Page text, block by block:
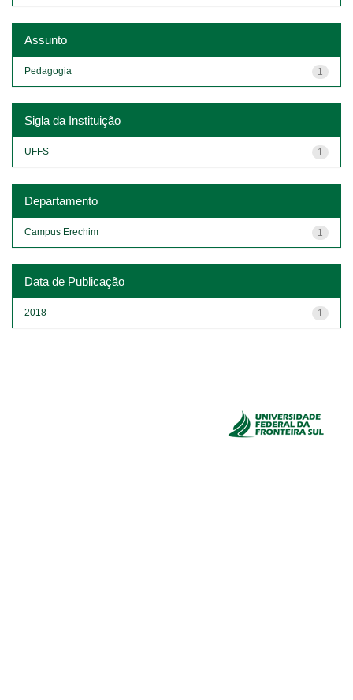
Assunto
1
Pedagogia
Sigla da Instituição
1
UFFS
Departamento
1
Campus Erechim
Data de Publicação
1
2018